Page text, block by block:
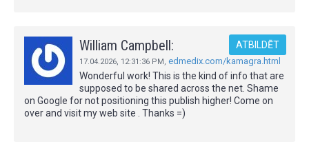
William Campbell:
17.04.2026, 12:31:36 PM, edmedix.com/kamagra.html
ATBILDĒT
Wonderful work! This is the kind of info that are
supposed to be shared across the net. Shame
on Google for not positioning this publish higher! Come on
over and visit my web site . Thanks =)